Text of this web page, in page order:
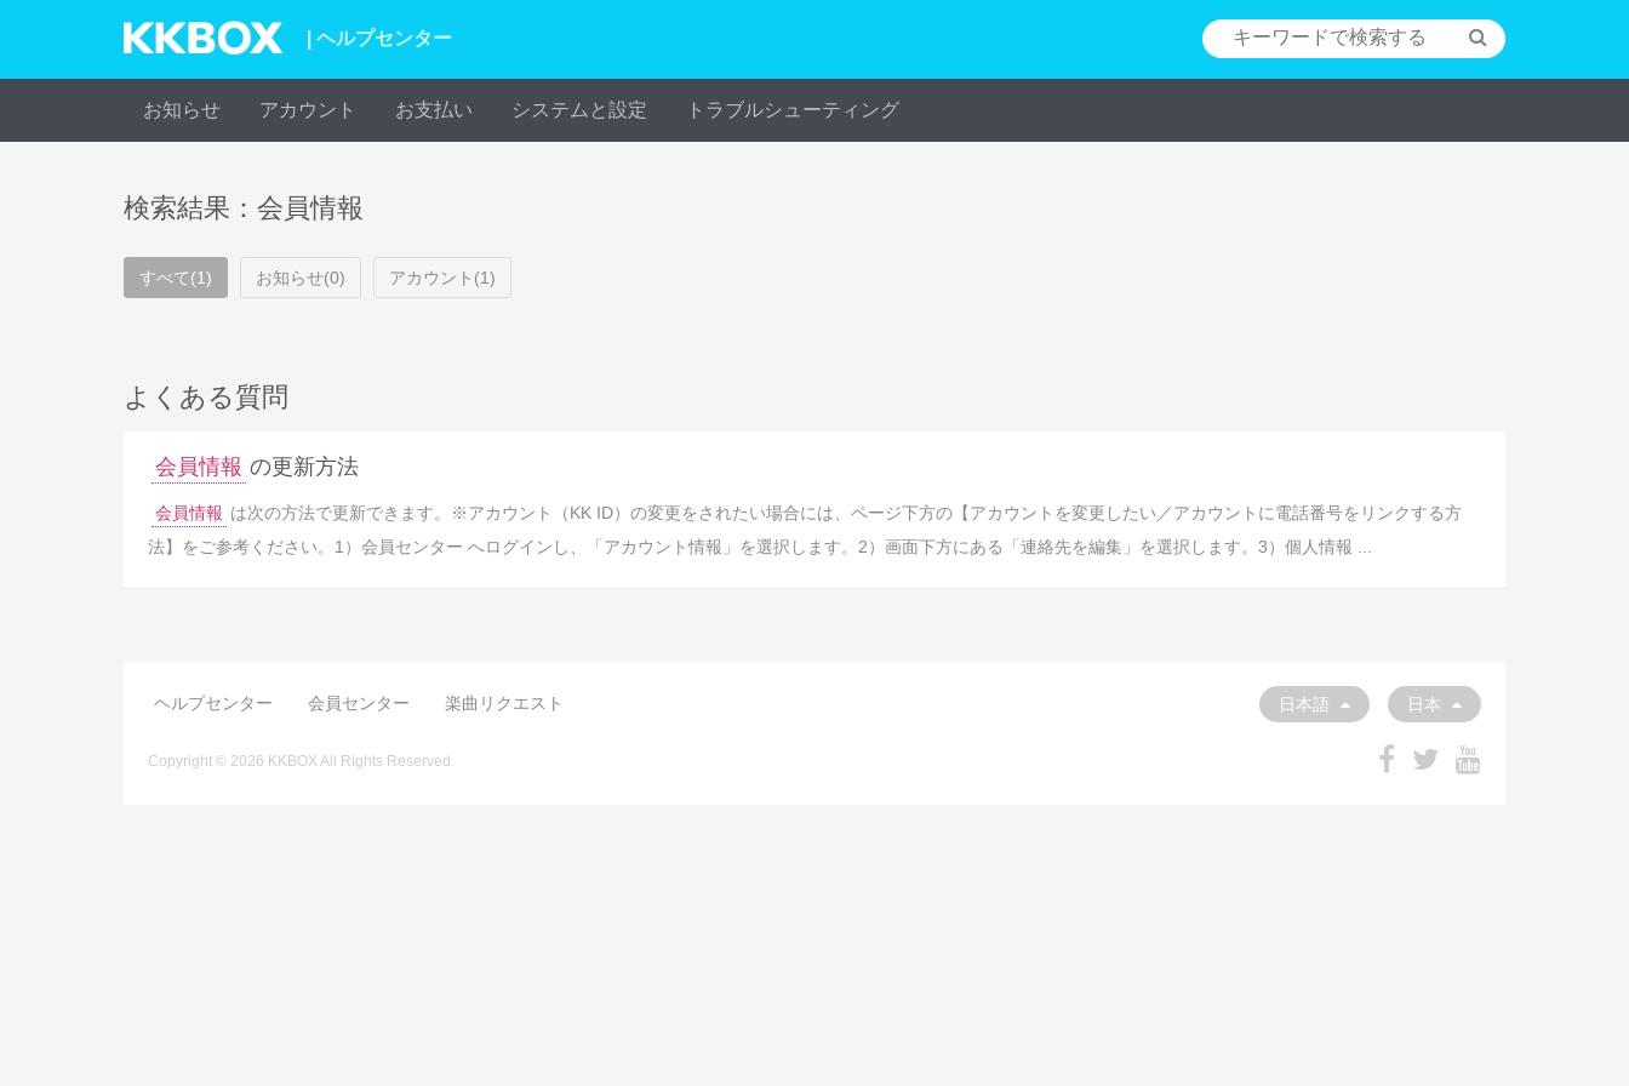
| ヘルプセンター
お知らせ アカウント お支払い システムと設定 トラブルシューティング
検索結果：会員情報
すべて(1) お知らせ(0) アカウント(1)
よくある質問
会員情報 の更新方法
会員情報 は次の方法で更新できます。※アカウント（KK ID）の変更をされたい場合には、ページ下方の【アカウントを変更したい／アカウントに電話番号をリンクする方
法】をご参考ください。1）会員センター へログインし、「アカウント情報」を選択します。2）画面下方にある「連絡先を編集」を選択します。3）個人情報 ...
ヘルプセンター 会員センター 楽曲リクエスト 日本
日本語
Copyright © 2026 KKBOX All Rights Reserved.